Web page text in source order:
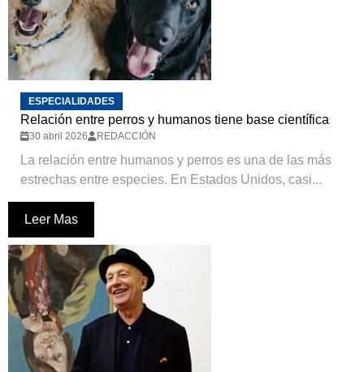
ESPECIALIDADES
Relación entre perros y humanos tiene base científica
30 abril 2026 REDACCIÓN
La relación entre humanos y perros es una de las más
estrechas entre especies. En Estados Unidos, casi...
Leer Mas